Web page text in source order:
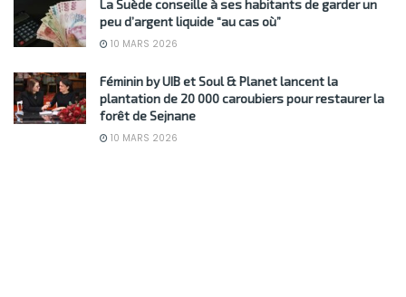
La Suède conseille à ses habitants de garder un
peu d’argent liquide “au cas où”
10 MARS 2026
Féminin by UIB et Soul & Planet lancent la
plantation de 20 000 caroubiers pour restaurer la
forêt de Sejnane
10 MARS 2026